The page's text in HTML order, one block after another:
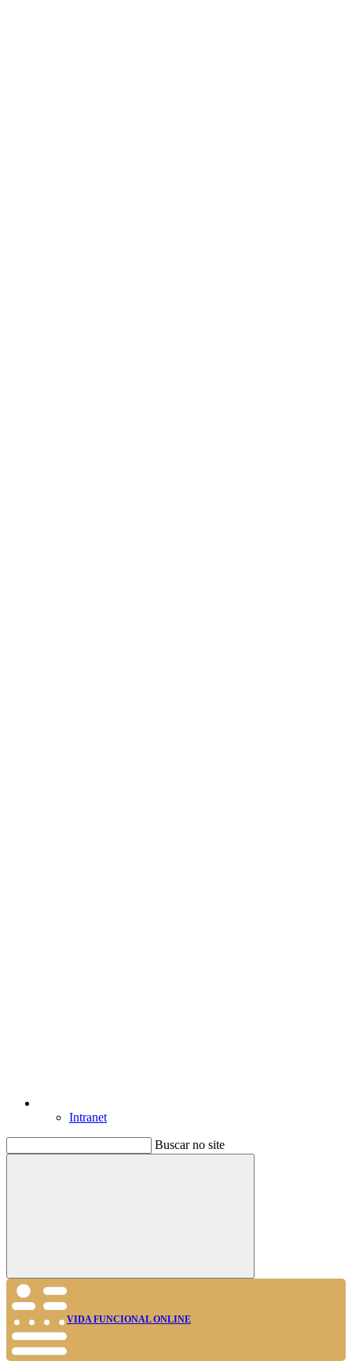
Intranet
Buscar no site
Buscar
VIDA FUNCIONAL ONLINE